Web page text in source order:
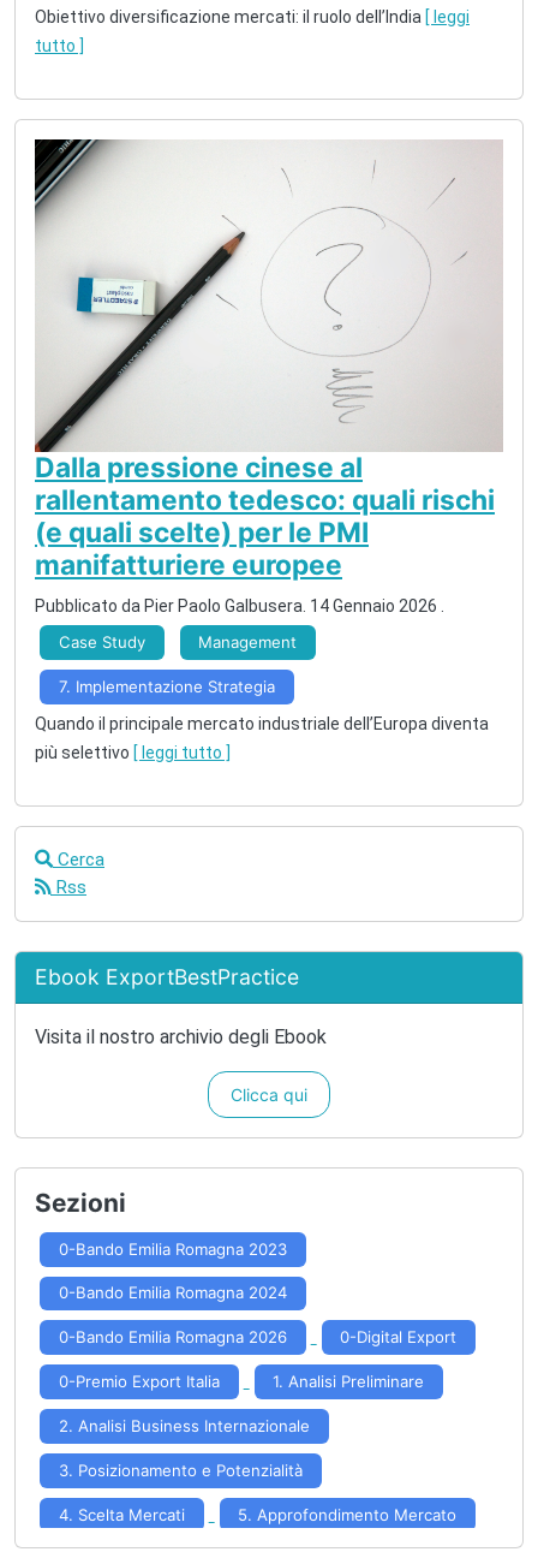
Obiettivo diversificazione mercati: il ruolo dell’India [ leggi
tutto ]
Dalla pressione cinese al
rallentamento tedesco: quali rischi
(e quali scelte) per le PMI
manifatturiere europee
Pubblicato da Pier Paolo Galbusera 14 Gennaio 2026
Case Study
Management
7. Implementazione Strategia
Quando il principale mercato industriale dell’Europa diventa
più selettivo [ leggi tutto ]
Cerca
Rss
Ebook ExportBestPractice
Visita il nostro archivio degli Ebook
Clicca qui
Sezioni
0-Bando Emilia Romagna 2023
0-Bando Emilia Romagna 2024
0-Bando Emilia Romagna 2026 0-Digital Export
0-Premio Export Italia 1. Analisi Preliminare
2. Analisi Business Internazionale
3. Posizionamento e Potenzialità
4. Scelta Mercati 5. Approfondimento Mercato